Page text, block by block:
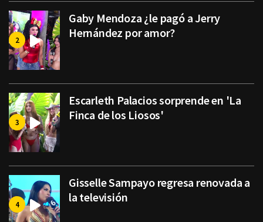
Gaby Mendoza ¿le pagó a Jerry
Hernández por amor?
Escarleth Palacios sorprende en 'La
Finca de los Liosos'
Gisselle Sampayo regresa renovada a
la televisión